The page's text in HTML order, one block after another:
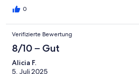
many bathrooms, and the space.
0
Verifizierte Bewertung
8/10 – Gut
Alicia F.
5. Juli 2025